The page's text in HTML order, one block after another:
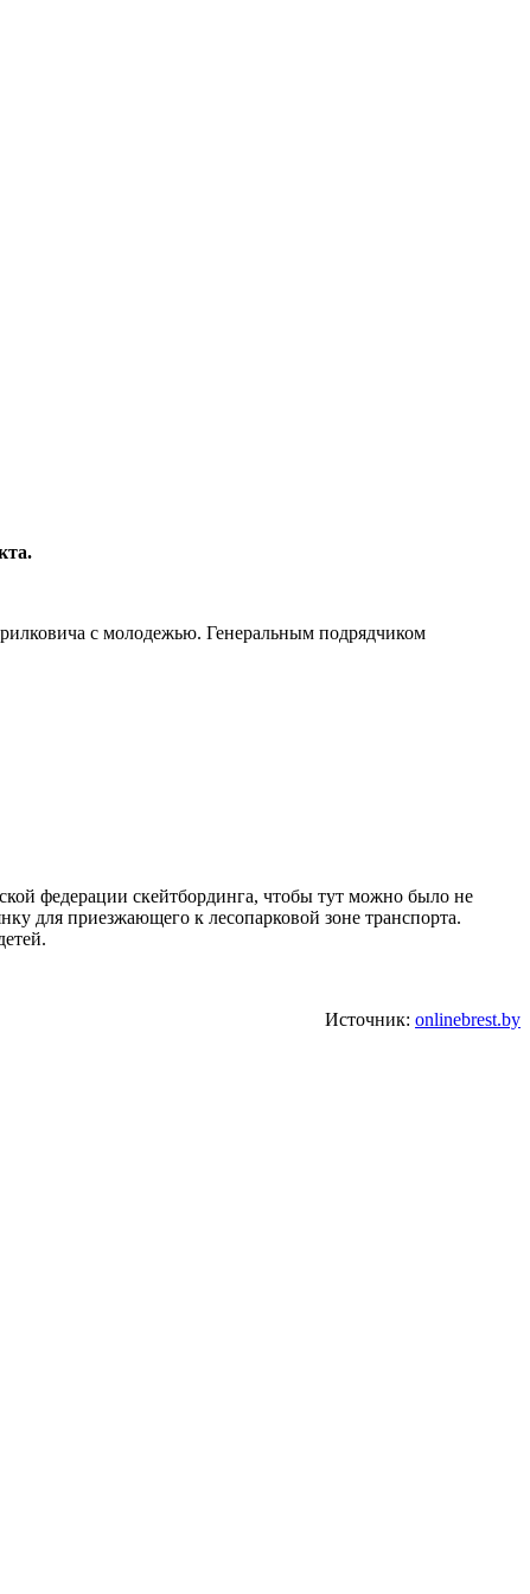
с молодежью. Генеральным подрядчиком
федерации скейтбординга, чтобы тут можно было не
для приезжающего к лесопарковой зоне транспорта.
Источник: onlinebrest.by